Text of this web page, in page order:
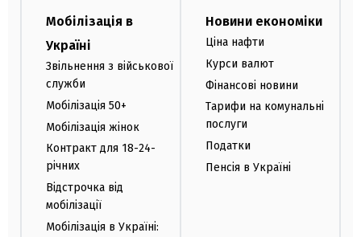
Мобілізація в
Україні
Звільнення з військової
служби
Мобілізація 50+
Мобілізація жінок
Контракт для 18-24-
річних
Відстрочка від
мобілізації
Мобілізація в Україні:
Новини економіки
Ціна нафти
Курси валют
Фінансові новини
Тарифи на комунальні
послуги
Податки
Пенсія в Україні